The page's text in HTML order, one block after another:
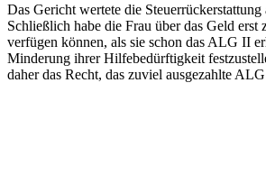
Das Gericht wertete die
Schließlich habe die Frau über das Geld erst
verfügen können, als sie schon das ALG II
Minderung ihrer Hilfebedürftigkeit
daher das Recht, das zuviel ausgezahlte